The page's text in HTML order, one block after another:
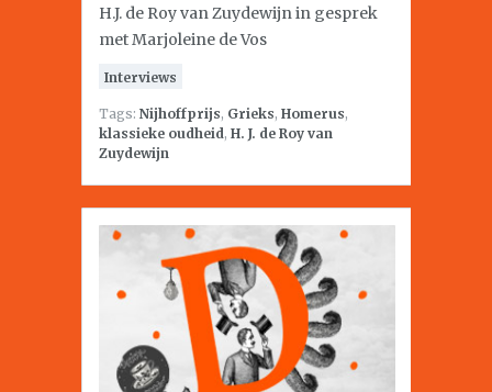
H.J. de Roy van Zuydewijn in gesprek
met Marjoleine de Vos
Interviews
Tags: Nijhoffprijs, Grieks, Homerus,
klassieke oudheid, H. J. de Roy van
Zuydewijn